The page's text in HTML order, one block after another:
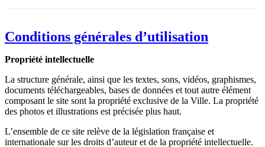
Conditions générales d’utilisation
Propriété intellectuelle
La structure générale, ainsi que les textes, sons, vidéos, graphismes,
documents téléchargeables, bases de données et tout autre élément
composant le site sont la propriété exclusive de la Ville. La propriété
des photos et illustrations est précisée plus haut.
L’ensemble de ce site relève de la législation française et
internationale sur les droits d’auteur et de la propriété intellectuelle.